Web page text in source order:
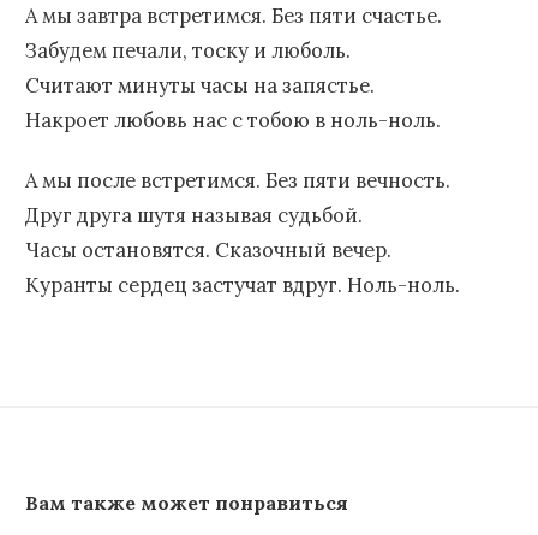
А мы завтра встретимся. Без пяти счастье.
Забудем печали, тоску и люболь.
Считают минуты часы на запястье.
Накроет любовь нас с тобою в ноль-ноль.
А мы после встретимся. Без пяти вечность.
Друг друга шутя называя судьбой.
Часы остановятся. Сказочный вечер.
Куранты сердец застучат вдруг. Ноль-ноль.
Вам также может понравиться